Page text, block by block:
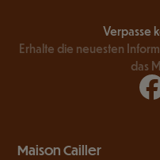
Verpasse
Erhalte die neuesten
das
Maison Cailler